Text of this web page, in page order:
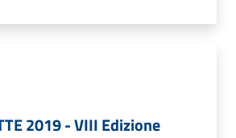
2019 - VIII Edizione